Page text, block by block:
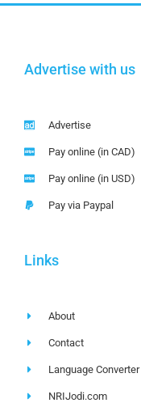
Advertise with us
Advertise
Pay online (in CAD)
Pay online (in USD)
Pay via Paypal
Links
About
Contact
Language Converter
NRIJodi.com